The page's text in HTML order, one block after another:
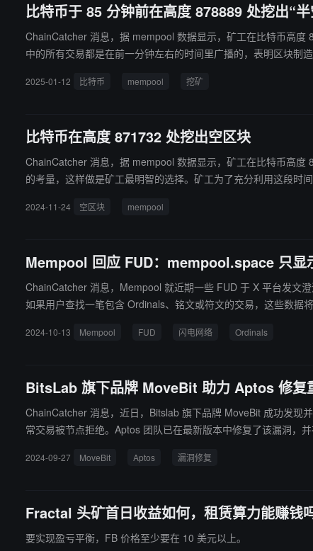
比特币于 85 分钟前在高度 878889 处挖出“
ChainCatcher 消息，据 mempool 数据显示，矿工在比特币高度 878889 处挖出半空区块，与上个区
中的所有交易都是在前一分钟左右的时间里广播的，表明区块制造者节点在没有
2025-01-12 比特币 mempool 挖矿
比特币在高度 871732 处挖出空区块
ChainCatcher 消息，据 mempool 数据显示，矿工在比特币高度 871732
的考量，这样做是矿工最明智的选择。矿工为了充分利用这段时
2024-11-24 空区块 mempool
Mempool 回应 FUD：mempool.space 只显
ChainCatcher 消息，Mempool 就近期一些 FUD 于 X 平台发文澄清
如果用户查找一笔包含 Ordinals、铭文或符文的交易，这些数据将在 mempool.space 中可见，就像比
2024-10-13 Mempool FUD 闪电网络 Ordinals
BitsLab 旗下品牌 MoveBit 助力 Aptos 修复
ChainCatcher 消息，近日，Bitslab 旗下品牌 MoveBit 成功发现
常交易被节点拒绝。Aptos 团队已在最新版本中修复了该漏洞，并在官方发布说明中感谢 MoveBit 的贡献。 此举再次彰显了
2024-09-27 MoveBit Aptos 漏洞修复
Fractal 头矿首日收益如何，租赁算力能赚钱
要实现盈亏平衡，FB 价格至少要在 10 美元以上。